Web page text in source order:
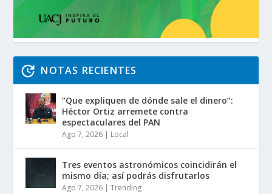
NOTAS RECIENTES
“Que expliquen de dónde sale el dinero”:
Héctor Ortiz arremete contra
espectaculares del PAN
Ago 7, 2026 | Local
Tres eventos astronómicos coincidirán el
mismo día; así podrás disfrutarlos
Ago 7, 2026 |Trending